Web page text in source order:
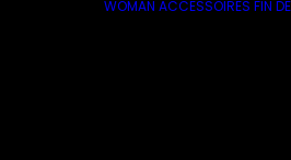
WOMAN ACCESSOIRES FIN